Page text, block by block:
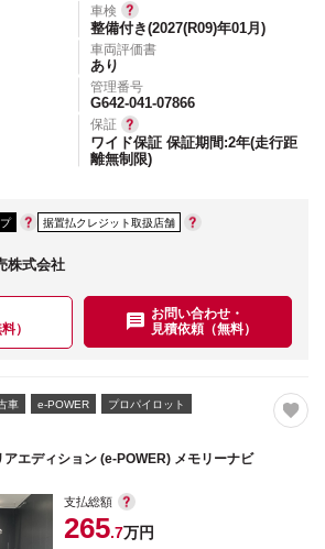
車検
整備付き(2027(R09)年01月)
車両評価書
あり
管理番号
G642-041-07866
保証
ワイド保証 保証期間:2年(走行距
離無制限)
据置払クレジット取扱店舗
株式会社
）
お問い合わせ・
見積依頼（無料）
車 e-POWER プロパイロット
エディション (e-POWER) メモリーナビ
支払総額
265.7万円